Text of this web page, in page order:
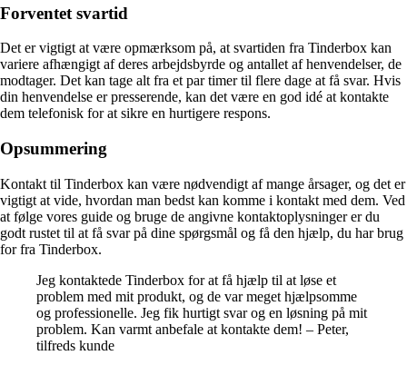
Forventet svartid
Det er vigtigt at være opmærksom på, at svartiden fra Tinderbox kan
variere afhængigt af deres arbejdsbyrde og antallet af henvendelser, de
modtager. Det kan tage alt fra et par timer til flere dage at få svar. Hvis
din henvendelse er presserende, kan det være en god idé at kontakte
dem telefonisk for at sikre en hurtigere respons.
Opsummering
Kontakt til Tinderbox kan være nødvendigt af mange årsager, og det er
vigtigt at vide, hvordan man bedst kan komme i kontakt med dem. Ved
at følge vores guide og bruge de angivne kontaktoplysninger er du
godt rustet til at få svar på dine spørgsmål og få den hjælp, du har brug
for fra Tinderbox.
Jeg kontaktede Tinderbox for at få hjælp til at løse et
problem med mit produkt, og de var meget hjælpsomme
og professionelle. Jeg fik hurtigt svar og en løsning på mit
problem. Kan varmt anbefale at kontakte dem! – Peter,
tilfreds kunde